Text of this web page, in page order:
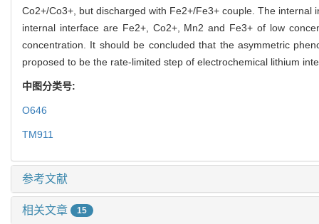
Co2+/Co3+, but discharged with Fe2+/Fe3+ couple. The
internal interface are Fe2+, Co2+, Mn2 and Fe3+ of low
concentration. It should be concluded that the asymmetric
proposed to be the rate-limited step of electrochemical lithium
中图分类号:
O646
TM911
参考文献
相关文章 15